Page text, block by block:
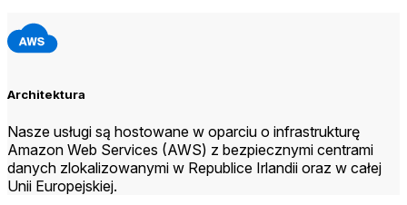
Architektura
Nasze usługi są hostowane w oparciu o infrastrukturę
Amazon Web Services (AWS) z bezpiecznymi centrami
danych zlokalizowanymi w Republice Irlandii oraz w całej
Unii Europejskiej.